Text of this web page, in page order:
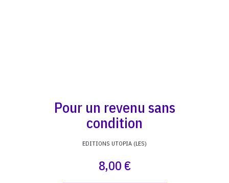
Pour un revenu sans
condition
EDITIONS UTOPIA (LES)
8,00 €